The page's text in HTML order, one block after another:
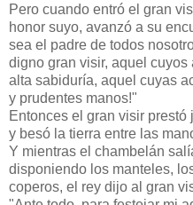
Pero cuando entró el gran
honor suyo, avanzó a su
sea el padre de todos
digno gran visir, aquel
alta sabiduría, aquel cuyas
y prudentes manos!"
Entonces el gran visir
y besó la tierra entre las
Y mientras el chambelán
disponiendo los manteles,
coperos, el rey dijo al gran